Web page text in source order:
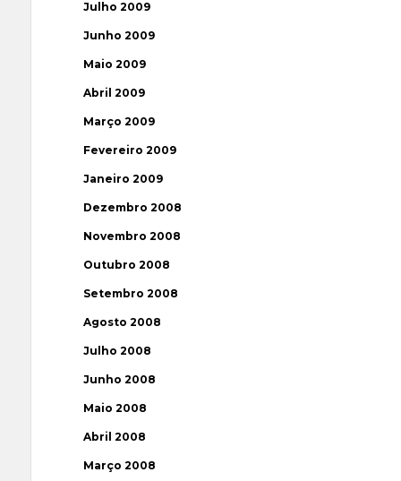
Julho 2009
Junho 2009
Maio 2009
Abril 2009
Março 2009
Fevereiro 2009
Janeiro 2009
Dezembro 2008
Novembro 2008
Outubro 2008
Setembro 2008
Agosto 2008
Julho 2008
Junho 2008
Maio 2008
Abril 2008
Março 2008